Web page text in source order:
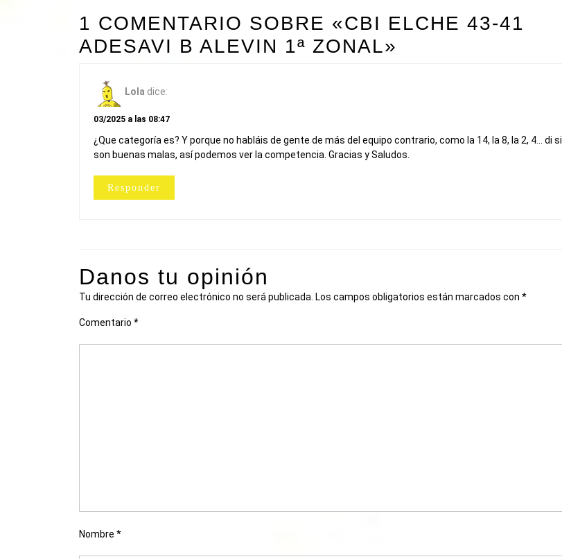
1 COMENTARIO SOBRE «CBI ELCHE 43-41
ADESAVI B ALEVIN 1ª ZONAL»
Lola dice:
03/2025 a las 08:47
¿Que categoría es? Y porque no habláis de gente de más del equipo contrario, como la 14, la 8, la 2, 4… di si
son buenas malas, así podemos ver la competencia. Gracias y Saludos.
Responder
Danos tu opinión
Tu dirección de correo electrónico no será publicada. Los campos obligatorios están marcados con *
Comentario *
Nombre *